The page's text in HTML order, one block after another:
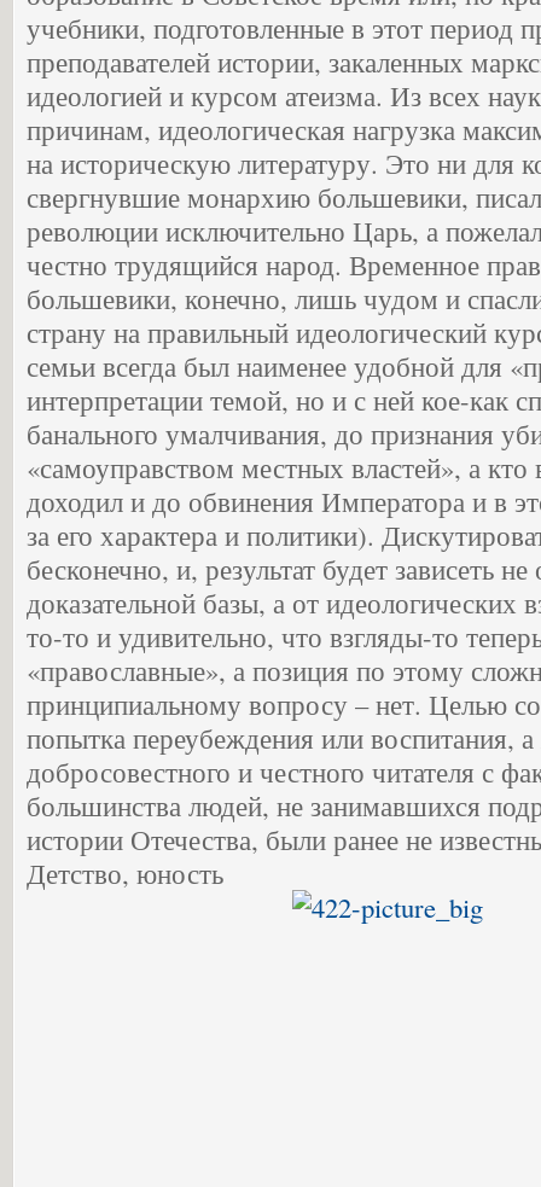
учебники, подготовленные в этот период
преподавателей истории, закаленных
идеологией и курсом атеизма. Из всех
причинам, идеологическая нагрузка
на историческую литературу. Это ни для
свергнувшие монархию большевики,
революции исключительно Царь, а
честно трудящийся народ. Временное
большевики, конечно, лишь чудом и
страну на правильный идеологический
семьи всегда был наименее удобной для
интерпретации темой, но и с ней кое-как
банального умалчивания, до признания
«самоуправством местных властей», а кто
доходил и до обвинения Императора и в
за его характера и политики).
бесконечно, и, результат будет зависеть
доказательной базы, а от идеологических
то-то и удивительно, что взгляды-то
«православные», а позиция по этому
принципиальному вопросу – нет. Целью
попытка переубеждения или воспитания,
добросовестного и честного читателя с
большинства людей, не занимавшихся
истории Отечества, были ранее не
Детство, юность